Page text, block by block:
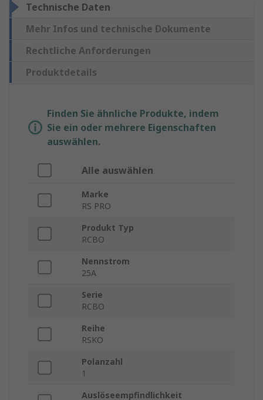
Technische Daten
Mehr Infos und technische Dokumente
Rechtliche Anforderungen
Produktdetails
Finden Sie ähnliche Produkte, indem
Sie ein oder mehrere Eigenschaften
auswählen.
Alle auswählen
Marke
RS PRO
Produkt Typ
RCBO
Nennstrom
25A
Serie
RCBO
Reihe
RSKO
Polanzahl
1
Auslöseempfindlichkeit